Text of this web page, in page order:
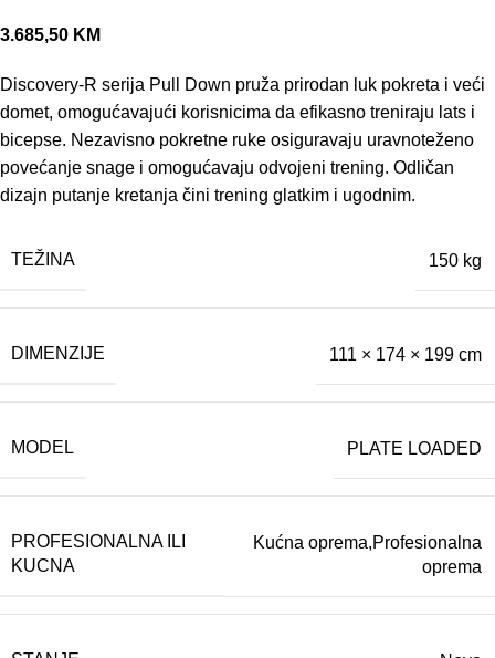
3.685,50 KM
Discovery-R serija Pull Down pruža prirodan luk pokreta i veći
domet, omogućavajući korisnicima da efikasno treniraju lats i
bicepse. Nezavisno pokretne ruke osiguravaju uravnoteženo
povećanje snage i omogućavaju odvojeni trening. Odličan
dizajn putanje kretanja čini trening glatkim i ugodnim.
TEŽINA 150 kg
DIMENZIJE 111 × 174 × 199 cm
MODEL PLATE LOADED
PROFESIONALNA ILI
KUCNA
Kućna oprema,Profesionalna
oprema